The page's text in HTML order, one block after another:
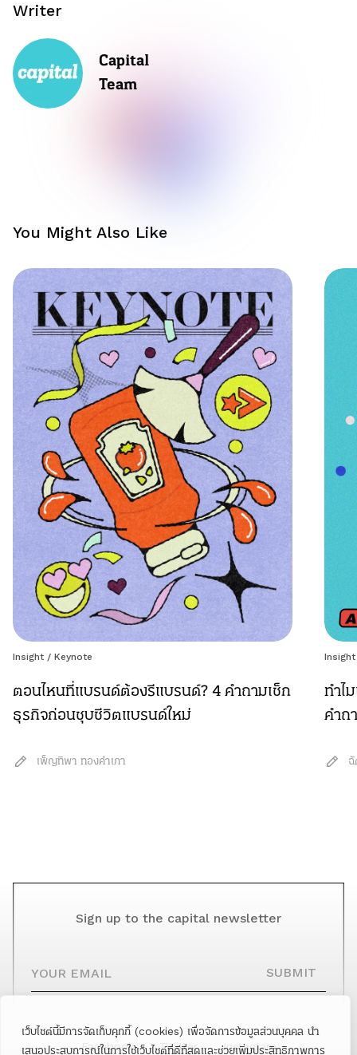
เว็บไซต์นี้มีการจัดเก็บคุกกี้ (cookies) เพื่อจัดการข้อมูลส่วนบุคคล นำ
เสนอประสบการณ์ในการใช้เว็บไซต์ที่ดีที่สุดและช่วยเพิ่มประสิทธิภาพการ
Writer
Capital
Team
You Might Also Like
Insight / Keynote
ตอนไหนที่แบรนด์ต้องรีแบรนด์? 4 คำถามเช็ก
ธุรกิจก่อนชุบชีวิตแบรนด์ใหม่
เพ็ญทิพา ทองคำเภา
Insight
ทำไ
คำถ
Sign up to the capital newsletter
SUBMIT
Facebook Twitter Instagram